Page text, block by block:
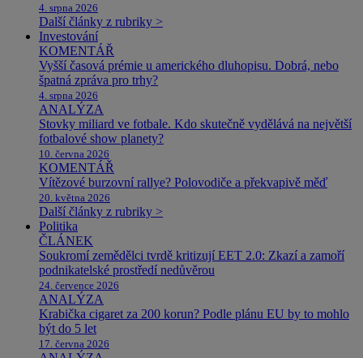
4. srpna 2026
Další články z rubriky >
Investování
KOMENTÁŘ
Vyšší časová prémie u amerického dluhopisu. Dobrá, nebo
špatná zpráva pro trhy?
4. srpna 2026
ANALÝZA
Stovky miliard ve fotbale. Kdo skutečně vydělává na největší
fotbalové show planety?
10. června 2026
KOMENTÁŘ
Vítězové burzovní rallye? Polovodiče a překvapivě měď
20. května 2026
Další články z rubriky >
Politika
ČLÁNEK
Soukromí zemědělci tvrdě kritizují EET 2.0: Zkazí a zamoří
podnikatelské prostředí nedůvěrou
24. července 2026
ANALÝZA
Krabička cigaret za 200 korun? Podle plánu EU by to mohlo
být do 5 let
17. června 2026